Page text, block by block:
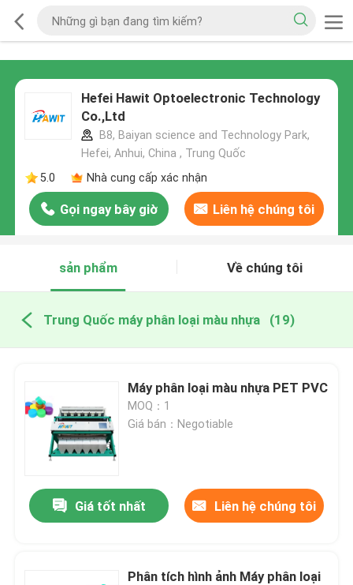
Hefei Hawit Optoelectronic Technology
Co.,Ltd
B8, Baiyan science and Technology Park,
Hefei, Anhui, China , Trung Quốc
5.0
Nhà cung cấp xác nhận
Gọi ngay bây giờ Liên hệ chúng tôi
sản phẩm Về chúng tôi
Trung Quốc máy phân loại màu nhựa (19)
Máy phân loại màu nhựa PET PVC
MOQ：1
Giá bán：Negotiable
Giá tốt nhất Liên hệ chúng tôi
Phân tích hình ảnh Máy phân loại